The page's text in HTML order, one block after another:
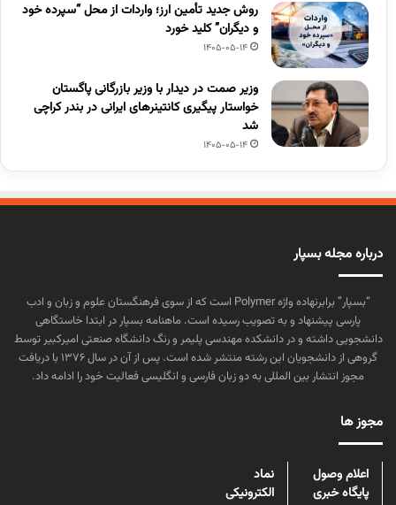
روش جدید تأمین ارز؛ واردات از محل “سپرده خود
و دیگران” کلید خورد
1405-05-14
وزیر صمت در دیدار با وزیر بازرگانی پاگستان
خواستار پیگیری کانتینرهای ایرانی در بندر کراچی
شد
1405-05-14
درباره مجله بسپار
“بسپار” برابرنهاده واژه Polymer است که از سوی فرهنگستان علوم و زبان و ادب
پارسی پیشنهاد و به تصویب رسیده است. ماهنامه بسپار در ابتدا خاستگاهی
دانشجویی داشته و در دانشکده مهندسی پلیمر و رنگ دانشگاه صنعتی امیرکبیر توسط
گروهی از دانشجویان این رشته منتشر شده است. پس از آن در سال ۱۳۷۶ با دریافت
مجوز انتشار بین المللی به دو زبان فارسی و انگلیسی فعالیت خود را ادامه داد.
مجوز ها
اعلام وصول
پایگاه خبری
نماد
الکترونیکی